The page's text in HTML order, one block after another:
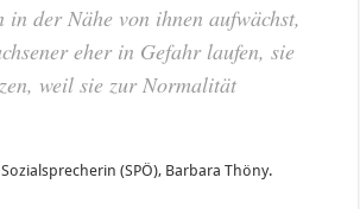
in der Nähe von ihnen aufwächst,
eher in Gefahr laufen, sie
weil sie zur Normalität
(SPÖ), Barbara Thöny.